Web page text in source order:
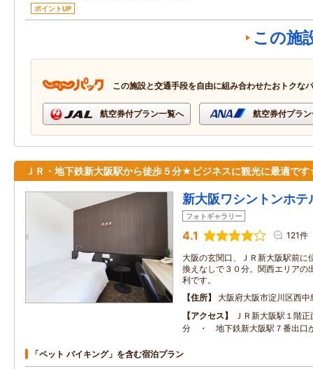
ポイントUP
この施
この施設と交通手段を自由に組み合わせたおトクな
航空券付プラン一覧へ 航空券付プラ
ＪＲ・地下鉄新大阪駅から徒歩５分★ビジネスに観光に最適で
新大阪ワシントンホテ
フォトギャラリー
4.1 121件
大阪の玄関口、ＪＲ新大阪駅前に
換えなしで３０分。関西エリアの
利です。
住所
大阪府大阪市淀川区西
アクセス
ＪＲ新大阪駅１階
分 ・ 地下鉄新大阪駅７番出口
「ペット バイキング」を含む宿泊プラン